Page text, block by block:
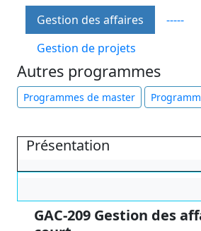
Gestion des affaires
-----
Gestion de projets
Autres programmes
Programmes de master
Présentation
GAC-209 Gestion des